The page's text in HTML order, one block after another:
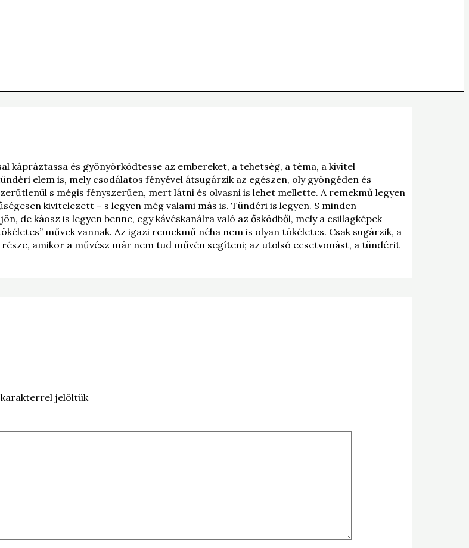
kápráztassa és gyönyörködtesse az embereket, a tehetség, a téma, a kivitel
elem is, mely csodálatos fényével átsugárzik az egészen, oly gyöngéden és
s mégis fényszerűen, mert látni és olvasni is lehet mellette. A remekmű legyen
kivitelezett – s legyen még valami más is. Tündéri is legyen. S minden
de káosz is legyen benne, egy kávéskanálra való az ősködből, mely a csillagképek
művek vannak. Az igazi remekmű néha nem is olyan tökéletes. Csak sugárzik, a
része, amikor a művész már nem tud művén segíteni; az utolsó ecsetvonást, a tündérit
jelöltük